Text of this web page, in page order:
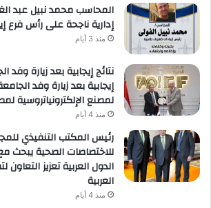
المحاسب محمد نبيل عبد
إدارية ناجحة على رأس فرع
منذ 3 أيام
نتائج إيجابية بعد زيارة وفد
إيجابية بعد زيارة وفد
لمصنع الإلكترونياتروسية
منذ 4 أيام
رئيس المكتب التنفيذي
للاختصاصات الصحية يبحث
الدول العربية تعزيز
العربية
منذ 4 أيام